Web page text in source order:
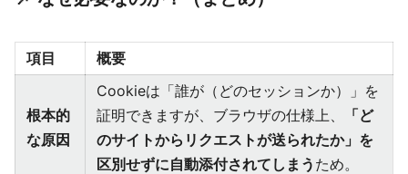
項目 概要
根本的
な原因
Cookieは「誰が（どのセッションか）」を
証明できますが、ブラウザの仕様上、
「ど
のサイトからリクエストが送られたか」を
区別せずに自動添付されてしまう ため。